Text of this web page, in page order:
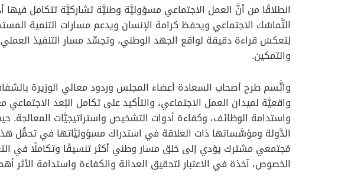
انطلاقًا من أنَّ العمل الاجتماعي مسؤوليَّة وطنيَّة تشاركيَّة تتكامل
التَّماسُك الاجتماعي ويحفظ كرامة الإنسان ويدعم مسارات التنمية
والتمكين.
واتَّسم طرح أصحاب السعادة أعضاء المجلس وردود معالي الوزيرة
واقعيَّة لميدان العمل الاجتماعي، والتأكيد على تكامل البُعد الاجتماعي
واستدامة الوظائف، وكفاءة أدوات التشخيص واستراتيجيَّات
الدَّولة ومؤسَّساتها ذات العلاقة في استدراك مسؤوليَّاتها في تحمُّل
مُجتمعي مشترك يؤدي إلى خلق مسار وطني أكثر تنسيقًا وتكاملًا في
الخصوص، آخذة في الاعتبار لتحقيق العدالة والكفاءة واستدامة الأثر